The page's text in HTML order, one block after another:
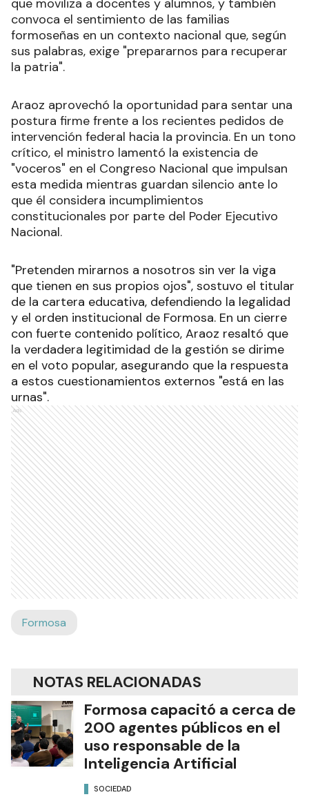
que moviliza a docentes y alumnos, y también
convoca el sentimiento de las familias
formoseñas en un contexto nacional que, según
sus palabras, exige "prepararnos para recuperar
la patria".
Araoz aprovechó la oportunidad para sentar una
postura firme frente a los recientes pedidos de
intervención federal hacia la provincia. En un tono
crítico, el ministro lamentó la existencia de
"voceros" en el Congreso Nacional que impulsan
esta medida mientras guardan silencio ante lo
que él considera incumplimientos
constitucionales por parte del Poder Ejecutivo
Nacional.
"Pretenden mirarnos a nosotros sin ver la viga
que tienen en sus propios ojos", sostuvo el titular
de la cartera educativa, defendiendo la legalidad
y el orden institucional de Formosa. En un cierre
con fuerte contenido político, Araoz resaltó que
la verdadera legitimidad de la gestión se dirime
en el voto popular, asegurando que la respuesta
a estos cuestionamientos externos "está en las
urnas".
Ads
Formosa
NOTAS RELACIONADAS
Formosa capacitó a cerca de
200 agentes públicos en el
uso responsable de la
Inteligencia Artificial
SOCIEDAD